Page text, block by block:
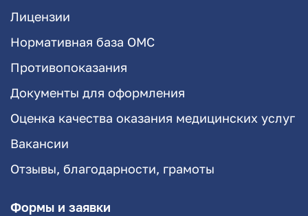
Лицензии
Нормативная база ОМС
Противопоказания
Документы для оформления
Оценка качества оказания медицинских услуг
Вакансии
Отзывы, благодарности, грамоты
Формы и заявки